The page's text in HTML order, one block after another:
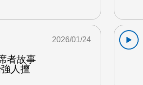
者故事
人擅
2026/01/24